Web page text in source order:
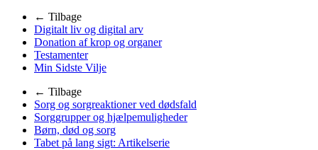
← Tilbage
Digitalt liv og digital arv
Donation af krop og organer
Testamenter
Min Sidste Vilje
← Tilbage
Sorg og sorgreaktioner ved dødsfald
Sorggrupper og hjælpemuligheder
Børn, død og sorg
Tabet på lang sigt: Artikelserie